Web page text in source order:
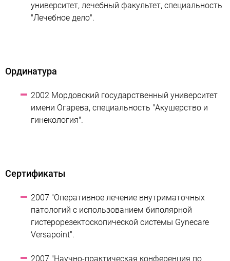
университет, лечебный факультет, специальность
"Лечебное дело".
Ординатура
2002 Мордовский государственный университет
имени Огарева, специальность "Акушерство и
гинекология".
Сертификаты
2007 "Оперативное лечение внутриматочных
патологий с использованием биполярной
гистерорезектоскопической системы Gynecare
Versapoint".
2007 "Научно-практическая конференция по